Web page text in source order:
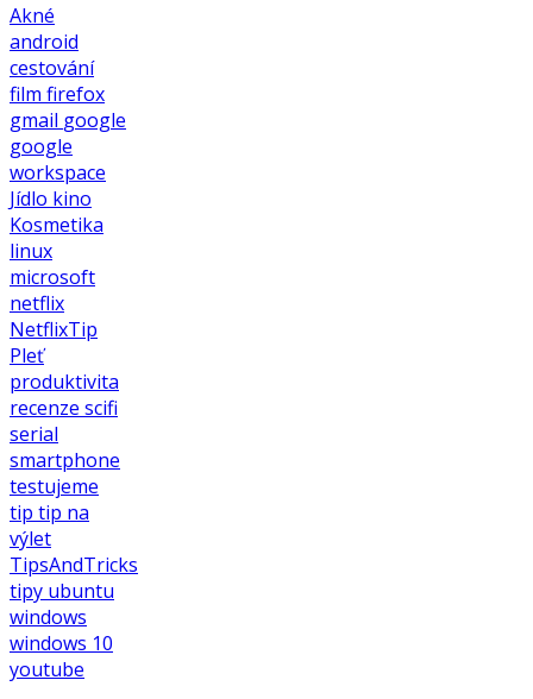
Akné
android
cestování
film firefox
gmail google
google
workspace
Jídlo kino
Kosmetika
linux
microsoft
netflix
NetflixTip
Pleť
produktivita
recenze scifi
serial
smartphone
testujeme
tip tip na
výlet
TipsAndTricks
tipy ubuntu
windows
windows 10
youtube